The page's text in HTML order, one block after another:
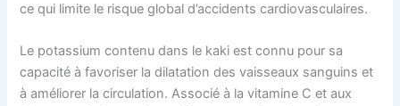
ce qui limite le risque global d’accidents cardiovasculaires.
Le potassium contenu dans le kaki est connu pour sa
capacité à favoriser la dilatation des vaisseaux sanguins et
à améliorer la circulation. Associé à la vitamine C et aux